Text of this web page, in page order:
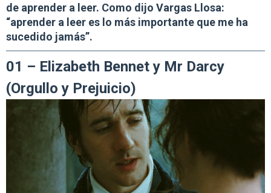
de aprender a leer. Como dijo Vargas Llosa:
“aprender a leer es lo más importante que me ha
sucedido jamás”.
01 – Elizabeth Bennet y Mr Darcy
(Orgullo y Prejuicio)